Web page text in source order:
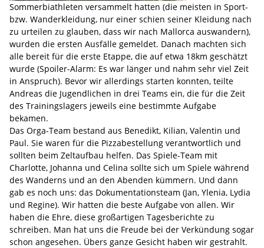
Sommerbiathleten versammelt hatten (die meisten in Sport-
bzw. Wanderkleidung, nur einer schien seiner Kleidung nach
zu urteilen zu glauben, dass wir nach Mallorca auswandern),
wurden die ersten Ausfälle gemeldet. Danach machten sich
alle bereit für die erste Etappe, die auf etwa 18km geschätzt
wurde (Spoiler-Alarm: Es war länger und nahm sehr viel Zeit
in Anspruch). Bevor wir allerdings starten konnten, teilte
Andreas die Jugendlichen in drei Teams ein, die für die Zeit
des Trainingslagers jeweils eine bestimmte Aufgabe
bekamen.
Das Orga-Team bestand aus Benedikt, Kilian, Valentin und
Paul. Sie waren für die Pizzabestellung verantwortlich und
sollten beim Zeltaufbau helfen. Das Spiele-Team mit
Charlotte, Johanna und Celina sollte sich um Spiele während
des Wanderns und an den Abenden kümmern. Und dann
gab es noch uns: das Dokumentationsteam (Jan, Ylenia, Lydia
und Regine). Wir hatten die beste Aufgabe von allen. Wir
haben die Ehre, diese großartigen Tagesberichte zu
schreiben. Man hat uns die Freude bei der Verkündung sogar
schon angesehen. Übers ganze Gesicht haben wir gestrahlt.